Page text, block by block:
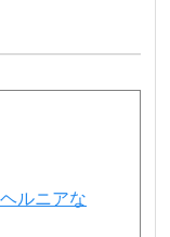
ルニアな